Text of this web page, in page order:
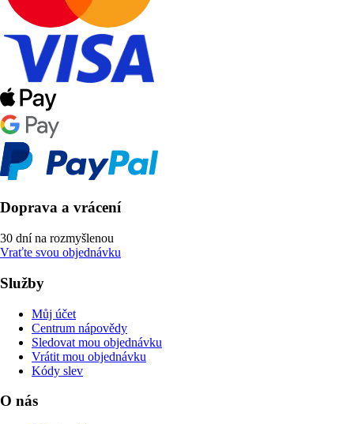
Doprava a vrácení
30 dní na rozmyšlenou
Vraťte svou objednávku
Služby
Můj účet
Centrum nápovědy
Sledovat mou objednávku
Vrátit mou objednávku
Kódy slev
O nás